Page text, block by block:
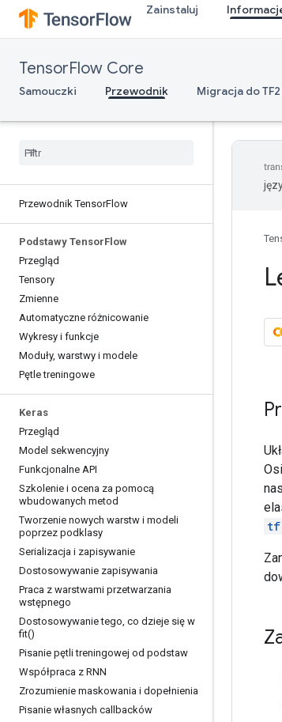
Zainstaluj
TensorFlow Core
Samouczki Przewodnik Migracja do TF2
Przewodnik TensorFlow
Podstawy TensorFlow
Przegląd
Tensory
Zmienne
Automatyczne różnicowanie
Wykresy i funkcje
Moduły, warstwy i modele
Pętle treningowe
Keras
Przegląd
Model sekwencyjny
Funkcjonalne API
Szkolenie i ocena za pomocą
wbudowanych metod
Tworzenie nowych warstw i modeli
poprzez podklasy
Serializacja i zapisywanie
Dostosowywanie zapisywania
Praca z warstwami przetwarzania
wstępnego
Dostosowywanie tego, co dzieje się w
fit()
Pisanie pętli treningowej od podstaw
Współpraca z RNN
Zrozumienie maskowania i dopełnienia
Pisanie własnych callbacków